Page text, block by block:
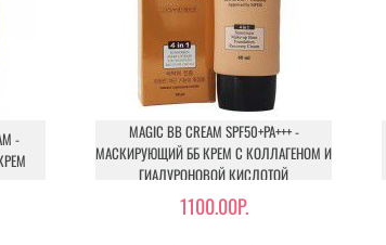
-
MAGIC BB CREAM SPF50+PA+++ -
МАСКИРУЮЩИЙ ББ КРЕМ С КОЛЛАГЕНОМ И
ГИАЛУРОНОВОЙ КИСЛОТОЙ
1100.00Р.